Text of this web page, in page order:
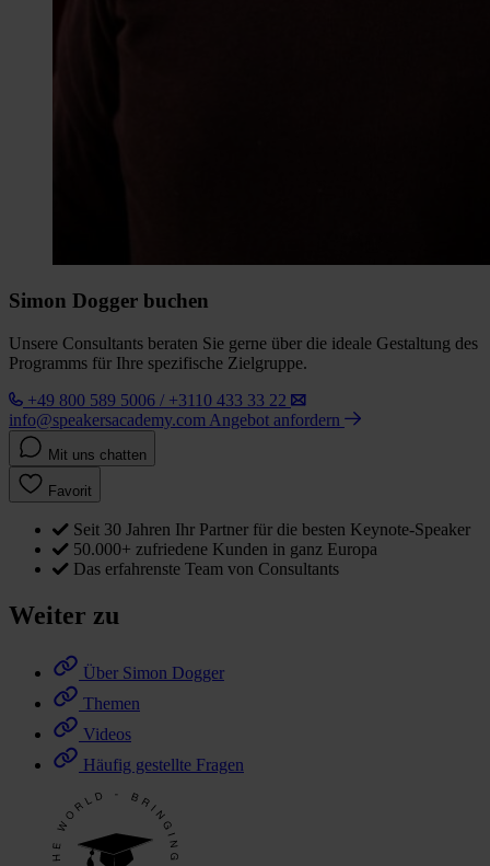
Simon Dogger buchen
Unsere Consultants beraten Sie gerne über die ideale Gestaltung des
Programms für Ihre spezifische Zielgruppe.
+49 800 589 5006 / +3110 433 33 22
info@speakersacademy.com Angebot anfordern
Mit uns chatten
Favorit
Seit 30 Jahren Ihr Partner für die besten Keynote-Speaker
50.000+ zufriedene Kunden in ganz Europa
Das erfahrenste Team von Consultants
Weiter zu
Über Simon Dogger
Themen
Videos
Häufig gestellte Fragen